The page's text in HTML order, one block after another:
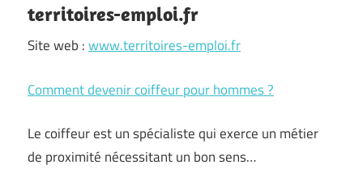
territoires-emploi.fr
Site web :www.territoires-emploi.fr
Comment devenir coiffeur pour hommes ?
Le coiffeur est un spécialiste qui exerce un métier
de proximité nécessitant un bon sens…